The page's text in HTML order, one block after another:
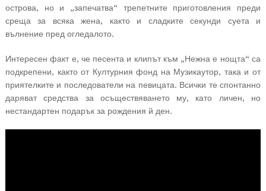
острова, но и „запечатва“ трепетните приготовления преди
среща за всяка жена, както и сладките секунди суета и
вълнение пред огледалото.
Интересен факт е, че песента и клипът към „Нежна е нощта“ са
подкрепени, както от Културния фонд на Музикаутор, така и от
приятелките и последователи на певицата. Всички те спонтанно
даряват средства за осъществяването му, като личен, но
нестандартен подарък за рождения й ден.